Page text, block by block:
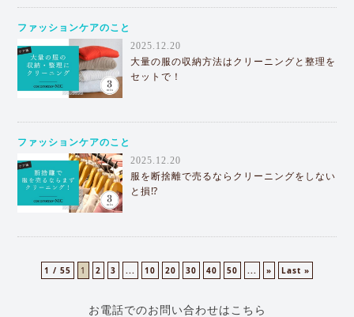
ファッションケアのこと
2025.12.20
大量の服の収納方法はクリーニングと整理を
セットで！
ファッションケアのこと
2025.12.20
服を断捨離で売るならクリーニングをしない
と損⁉
1 / 55 1 2 3 ... 10 20 30 40 50 ... » Last »
お電話でのお問い合わせはこちら